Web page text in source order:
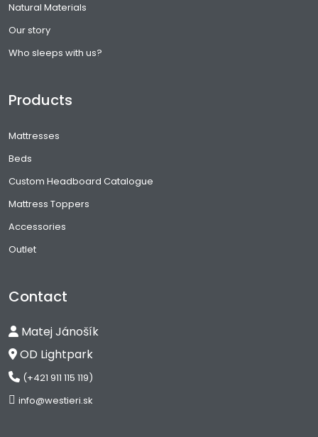
Natural Materials
Our story
Who sleeps with us?
Products
Mattresses
Beds
Custom Headboard Catalogue
Mattress Toppers
Accessories
Outlet
Contact
Matej Jánošík
OD Lightpark
(+421 911 115 119)
info@westieri.sk